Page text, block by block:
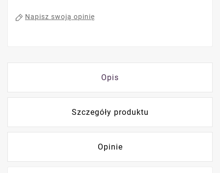
Napisz swoją opinię
Opis
Szczegóły produktu
Opinie